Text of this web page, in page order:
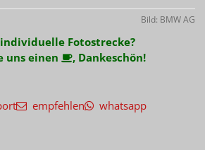
Bild: BMW AG
Fotostrecke?
uns einen
, Dankeschön!
empfehlen whatsapp